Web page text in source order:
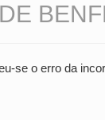
se o erro da